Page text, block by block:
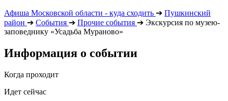
Афиша Московской области - куда сходить ➔ Пушкинский
район ➔ События ➔ Прочие события ➔ Экскурсия по музею-
заповеднику «Усадьба Мураново»
Информация о событии
Когда проходит
Идет сейчас